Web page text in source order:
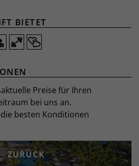
BIETET
Preise für Ihren
bei uns an.
besten Konditionen
ZURÜCK